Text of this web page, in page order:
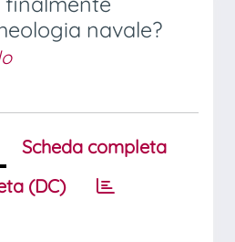
navale?
Scheda completa
(DC)